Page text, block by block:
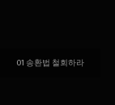
01 송환법 철회하라